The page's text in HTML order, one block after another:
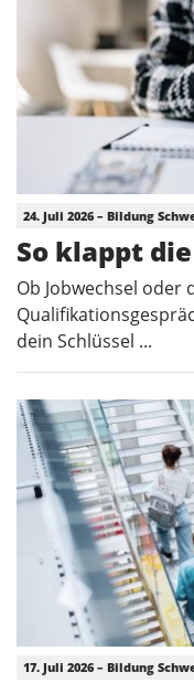
24. Juli 2026 – Bildung
So klappt
Ob Jobwechsel oder
dein Schlüssel ...
17. Juli 2026 – Bildung